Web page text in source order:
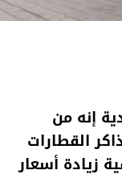
إنه من
القطارات
زيادة أسعار